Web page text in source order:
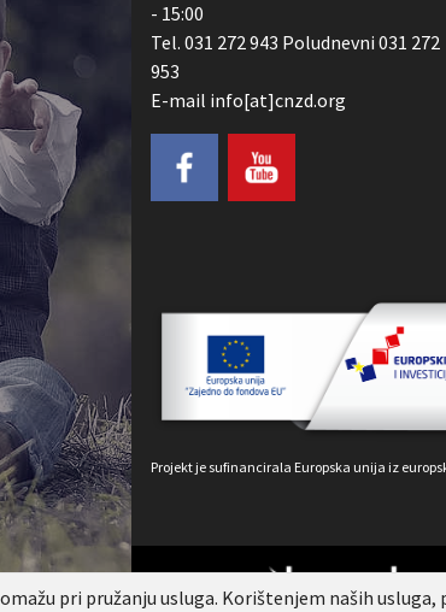
- 15:00
Tel. 031 272 943 Poludnevni 031 272
953
E-mail info[at]cnzd.org
Projekt je sufinancirala Europska unija iz
pri pružanju usluga. Korištenjem naših